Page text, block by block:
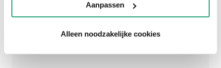
Aanpassen
Alleen noodzakelijke cookies